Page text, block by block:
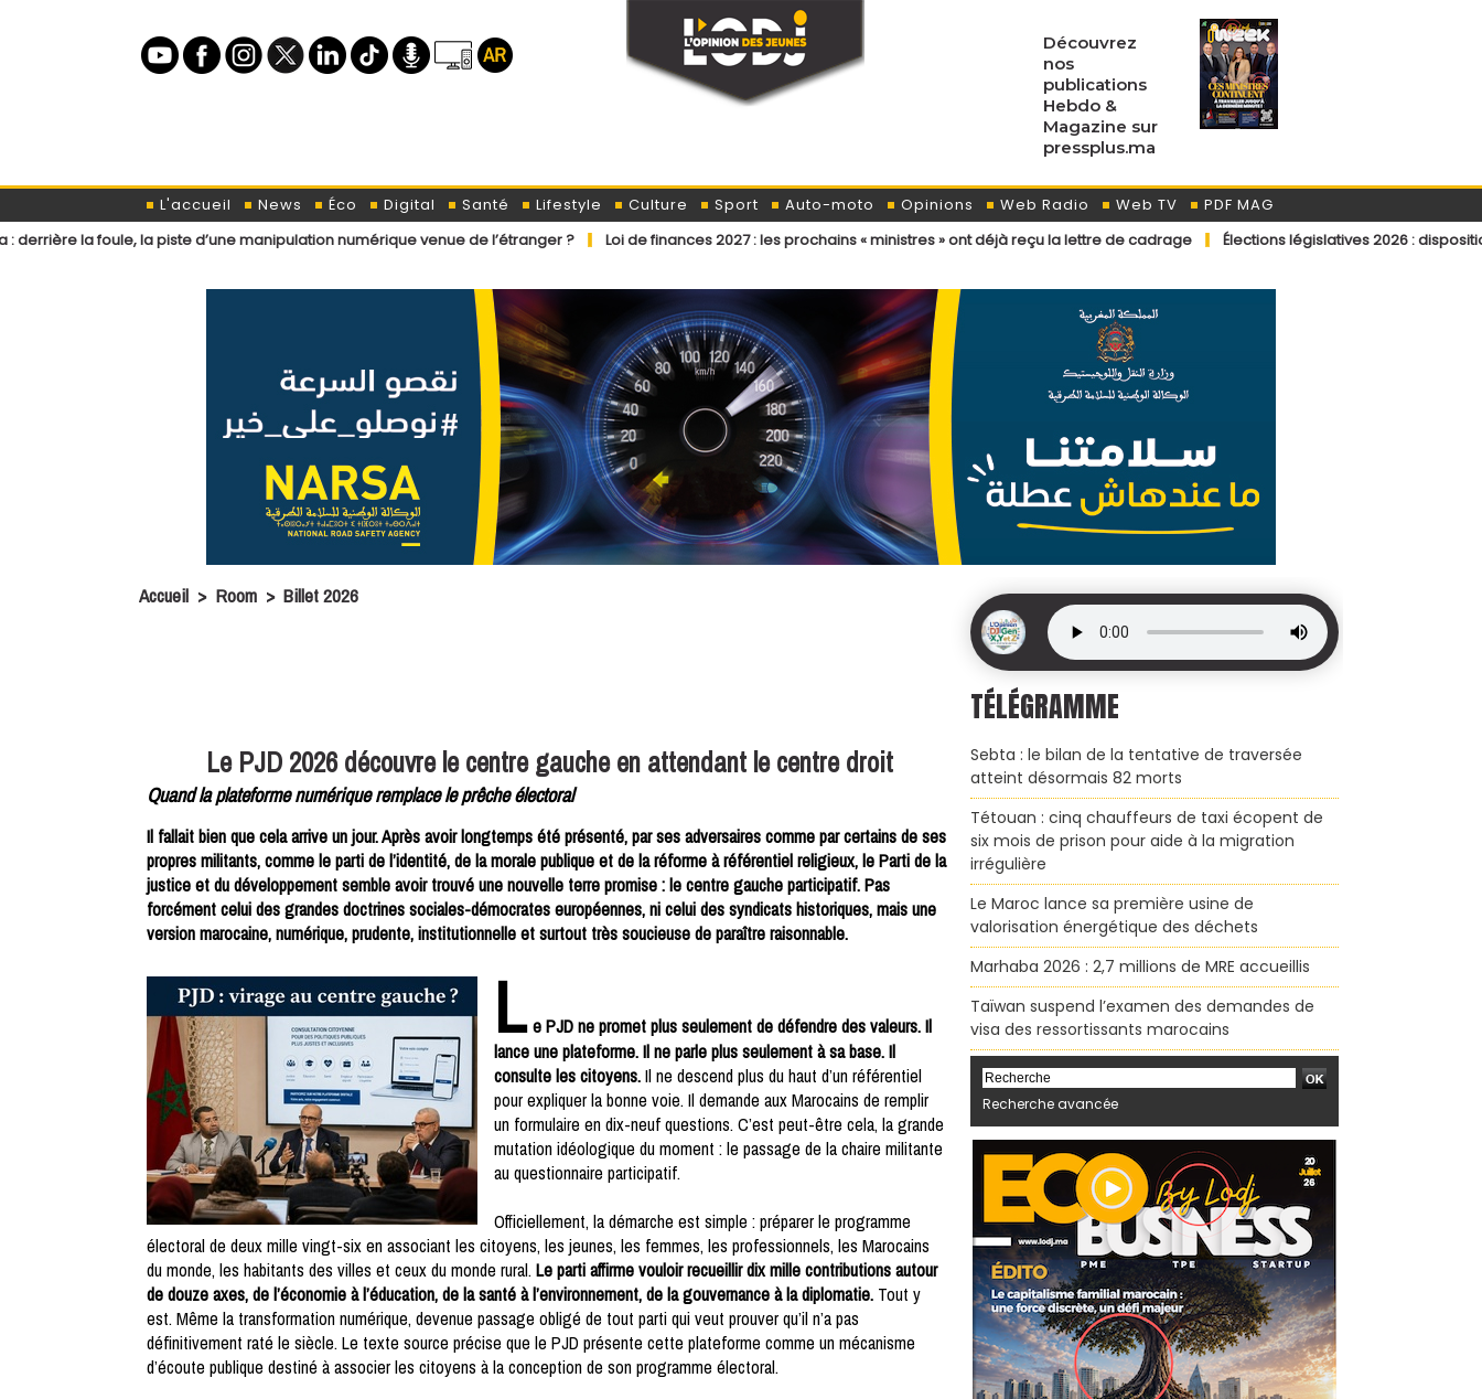
Découvrez
nos
publications
Hebdo &
Magazine sur
pressplus.ma
L'accueil News Éco Digital Santé Lifestyle Culture Sport Auto-moto Opinions Web Radio Web TV
PDF MAG
la piste d’une manipulation numérique venue de l’étranger ?
Loi de finances 2027 : les prochains « ministres » ont déjà reçu la lettre de cadrage Élections législatives 2026 : dispositions éditoriales
Accueil > Room > Billet 2026
Le PJD 2026 découvre le centre gauche en attendant le centre droit
Quand la plateforme numérique remplace le prêche électoral
Il fallait bien que cela arrive un jour. Après avoir longtemps été présenté, par ses adversaires comme par certains de ses
propres militants, comme le parti de l’identité, de la morale publique et de la réforme à référentiel religieux, le Parti de la
justice et du développement semble avoir trouvé une nouvelle terre promise : le centre gauche participatif. Pas
forcément celui des grandes doctrines sociales-démocrates européennes, ni celui des syndicats historiques, mais une
version marocaine, numérique, prudente, institutionnelle et surtout très soucieuse de paraître raisonnable.
L e PJD ne promet plus seulement de défendre des valeurs. Il
lance une plateforme. Il ne parle plus seulement à sa base. Il
consulte les citoyens.Il ne descend plus du haut d’un référentiel
pour expliquer la bonne voie. Il demande aux Marocains de remplir
un formulaire en dix-neuf questions. C’est peut-être cela, la grande
mutation idéologique du moment : le passage de la chaire militante
au questionnaire participatif.
Officiellement, la démarche est simple : préparer le programme
électoral de deux mille vingt-six en associant les citoyens, les jeunes, les femmes, les professionnels, les Marocains
du monde, les habitants des villes et ceux du monde rural.Le parti affirme vouloir recueillir dix mille contributions autour
de douze axes, de l’économie à l’éducation, de la santé à l’environnement, de la gouvernance à la diplomatie. Tout y
est. Même la transformation numérique, devenue passage obligé de tout parti qui veut prouver qu’il n’a pas
définitivement raté le siècle. Le texte source précise que le PJD présente cette plateforme comme un mécanisme
d’écoute publique destiné à associer les citoyens à la conception de son programme électoral.
TÉLÉGRAMME
Sebta : le bilan de la tentative de traversée
atteint désormais 82 morts
Tétouan : cinq chauffeurs de taxi écopent de
six mois de prison pour aide à la migration
irrégulière
Le Maroc lance sa première usine de
valorisation énergétique des déchets
Marhaba 2026 : 2,7 millions de MRE accueillis
Taïwan suspend l’examen des demandes de
visa des ressortissants marocains
Recherche avancée